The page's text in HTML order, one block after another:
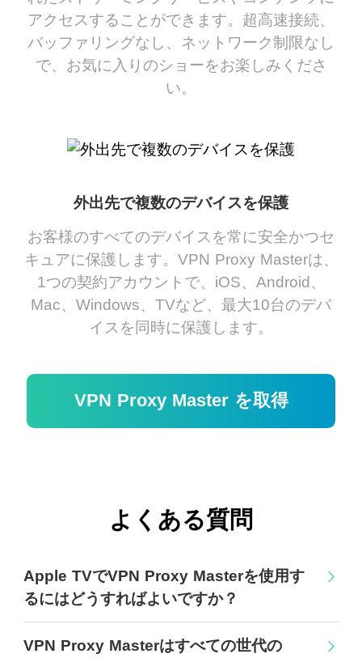
アクセスすることができます。超高速接続、
バッファリングなし、ネットワーク制限なし
で、お気に入りのショーをお楽しみくださ
い。
外出先で複数のデバイスを保護
お客様のすべてのデバイスを常に安全かつセ
キュアに保護します。VPN Proxy Masterは、
1つの契約アカウントで、iOS、Android、
Mac、Windows、TVなど、最大10台のデバ
イスを同時に保護します。
VPN Proxy Master を取得
よくある質問
Apple TVでVPN Proxy Masterを使用す
るにはどうすればよいですか？
VPN Proxy Masterはすべての世代の